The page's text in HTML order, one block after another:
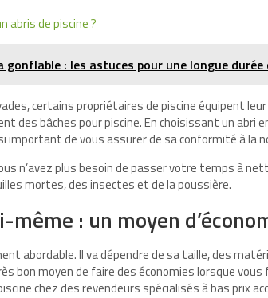
abris de piscine ?
: les astuces pour une longue durée
certains propriétaires de piscine équipent
des bâches pour piscine. En choisissant un abri
de vous assurer de sa conformité à la
n’avez plus besoin de passer votre temps à
mortes, des insectes et de la poussière.
: un moyen
abordable. Il va dépendre de sa taille, des
bon moyen de faire des économies lorsque
chez des revendeurs spécialisés à bas prix